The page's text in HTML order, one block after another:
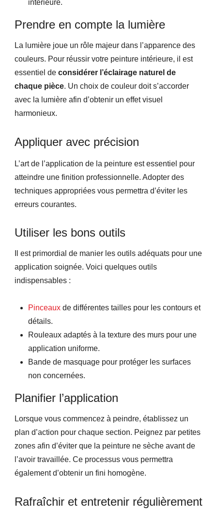
intérieure.
Prendre en compte la lumière
La lumière joue un rôle majeur dans l’apparence des
couleurs. Pour réussir votre peinture intérieure, il est
essentiel de considérer l’éclairage naturel de
chaque pièce. Un choix de couleur doit s’accorder
avec la lumière afin d’obtenir un effet visuel
harmonieux.
Appliquer avec précision
L’art de l’application de la peinture est essentiel pour
atteindre une finition professionnelle. Adopter des
techniques appropriées vous permettra d’éviter les
erreurs courantes.
Utiliser les bons outils
Il est primordial de manier les outils adéquats pour une
application soignée. Voici quelques outils
indispensables :
Pinceaux de différentes tailles pour les contours et
détails.
Rouleaux adaptés à la texture des murs pour une
application uniforme.
Bande de masquage pour protéger les surfaces
non concernées.
Planifier l’application
Lorsque vous commencez à peindre, établissez un
plan d’action pour chaque section. Peignez par petites
zones afin d’éviter que la peinture ne sèche avant de
l’avoir travaillée. Ce processus vous permettra
également d’obtenir un fini homogène.
Rafraîchir et entretenir régulièrement